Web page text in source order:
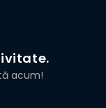
acum!